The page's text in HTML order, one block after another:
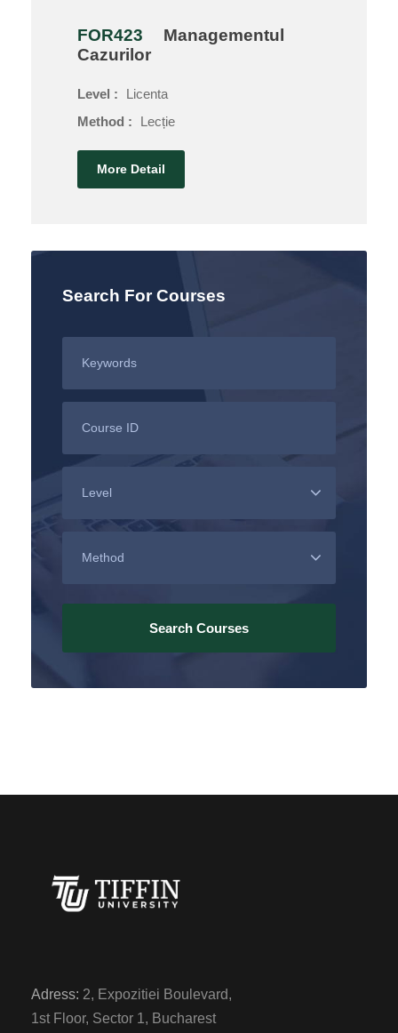
FOR423
Managementul
Cazurilor
Level :
Licenta
Method :
Lecție
More Detail
Search For Courses
Adress: 2, Expozitiei Boulevard,
1st Floor, Sector 1, Bucharest